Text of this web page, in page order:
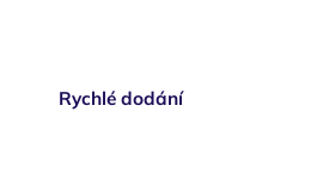
Rychlé dodání